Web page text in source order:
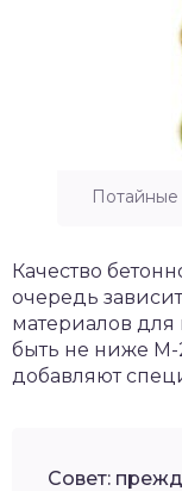
Потайные
Качество
очередь
материалов для
быть не ниже М-
добавляют
Совет: